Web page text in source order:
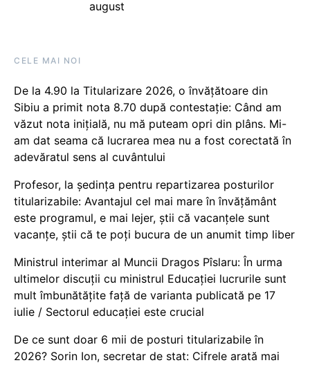
august
CELE MAI NOI
De la 4.90 la Titularizare 2026, o învățătoare din
Sibiu a primit nota 8.70 după contestație: Când am
văzut nota inițială, nu mă puteam opri din plâns. Mi-
am dat seama că lucrarea mea nu a fost corectată în
adevăratul sens al cuvântului
Profesor, la ședința pentru repartizarea posturilor
titularizabile: Avantajul cel mai mare în învățământ
este programul, e mai lejer, știi că vacanțele sunt
vacanţe, știi că te poți bucura de un anumit timp liber
Ministrul interimar al Muncii Dragos Pîslaru: În urma
ultimelor discuții cu ministrul Educației lucrurile sunt
mult îmbunătățite față de varianta publicată pe 17
iulie / Sectorul educației este crucial
De ce sunt doar 6 mii de posturi titularizabile în
2026? Sorin Ion, secretar de stat: Cifrele arată mai